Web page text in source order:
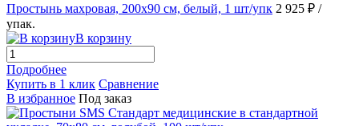
Простынь махровая, 200х90 см, белый, 1 шт/упк 2 925 ₽ /
упак.
В корзину
Подробнее
Купить в 1 клик Сравнение
В избранное Под заказ